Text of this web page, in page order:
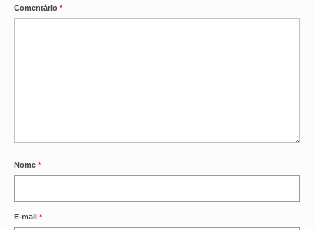
LGBTQIA+
TECNOLOGIA DA INFORMAÇÃO
Comentário *
Nome *
E-mail *